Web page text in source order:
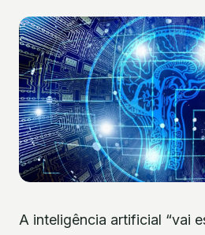
A inteligência artificial “vai